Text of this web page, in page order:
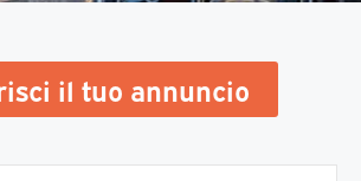
il tuo annuncio